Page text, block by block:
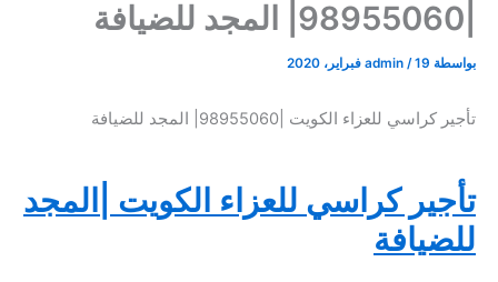
بواسطة admin /19 فبراير، 2020
تأجير كراسي للعزاء الكويت |98955060| المجد للضيافة
تأجير كراسي للعزاء الكويت |المجد
للضيافة